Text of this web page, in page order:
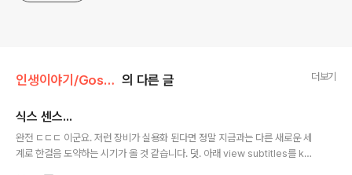
인생이야기/Gossip 의 다른 글 더보기
식스 센스...
완전 ㄷㄷㄷ 이군요. 저런 장비가 실용화 된다면 정말 지금과는 다른 새로운 세
계로 한걸음 도약하는 시기가 올 것 같습니다. 덧. 아래 view subtitles를 kor